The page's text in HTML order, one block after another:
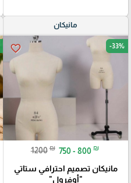
مانيكان
favorite_border -33%
1200 ₪ 750 - 800 ₪
مانيكان تصميم احترافي ستاتي
"أوفرول"